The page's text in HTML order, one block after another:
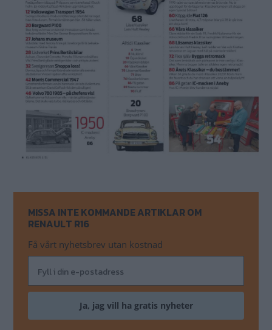
MISSA INTE KOMMANDE ARTIKLAR OM
RENAULT R16
Få vårt nyhetsbrev utan kostnad